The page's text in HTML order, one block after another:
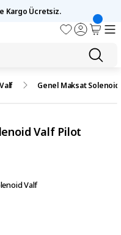
Kargo Ücretsiz.
Genel Maksat Solenoid
Valf Pilot
Valf